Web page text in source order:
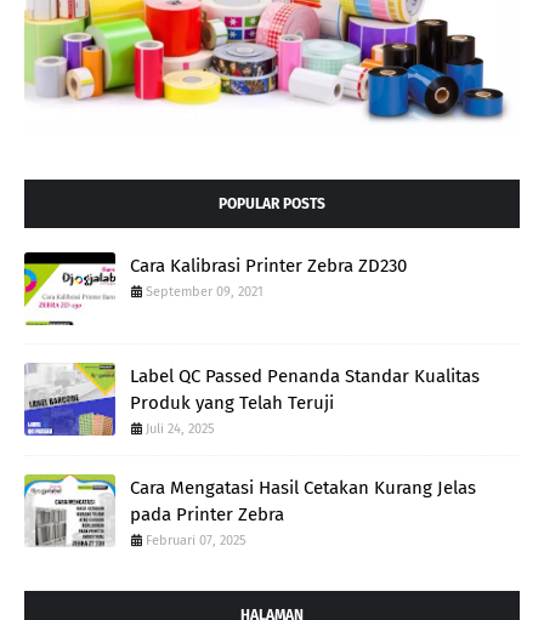
POPULAR POSTS
Cara Kalibrasi Printer Zebra ZD230
September 09, 2021
Label QC Passed Penanda Standar Kualitas
Produk yang Telah Teruji
Juli 24, 2025
Cara Mengatasi Hasil Cetakan Kurang Jelas
pada Printer Zebra
Februari 07, 2025
HALAMAN